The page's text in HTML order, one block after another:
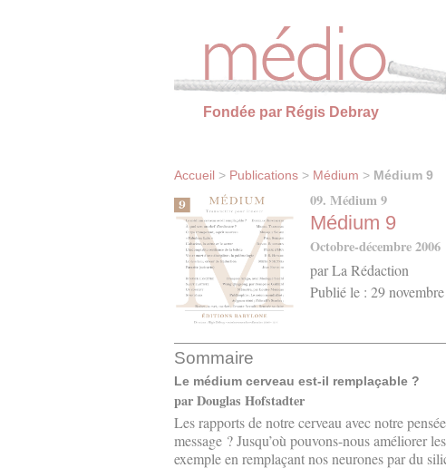
Fondée par Régis Debray
Accueil > Publications > Médium > Médium 9
09. Médium 9
Médium 9
Octobre-décembre 2006
par La Rédaction
Publié le : 29
Sommaire
Le médium cerveau est-il remplaçable ?
par Douglas Hofstadter
Les rapports de notre cerveau avec notre
message ? Jusqu’où pouvons-nous améliorer
exemple en remplaçant nos neurones par du